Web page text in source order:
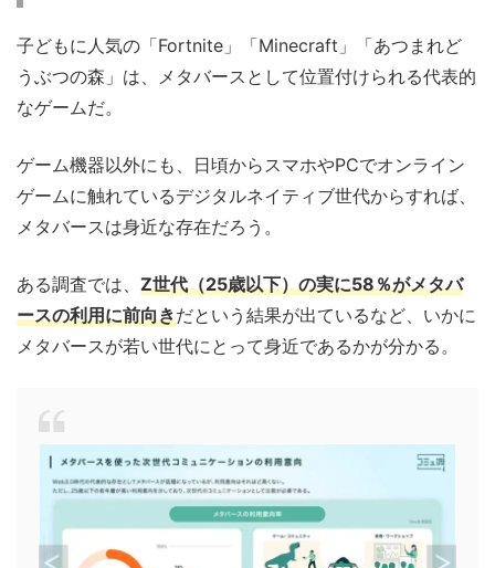
子どもに人気の「Fortnite」「Minecraft」「あつまれど
うぶつの森」は、メタバースとして位置付けられる代表的
なゲームだ。
ゲーム機器以外にも、日頃からスマホやPCでオンライン
ゲームに触れているデジタルネイティブ世代からすれば、
メタバースは身近な存在だろう。
ある調査では、 Z世代（25歳以下）の実に58％がメタバ
ースの利用に前向きだという結果が出ているなど、いかに
メタバースが若い世代にとって身近であるかが分かる。